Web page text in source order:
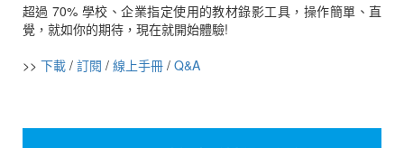
超過 70% 學校、企業指定使用的教材錄影工具，操作簡單、直
覺，就如你的期待，現在就開始體驗!
>> 下載 / 訂閱 / 線上手冊 / Q&A